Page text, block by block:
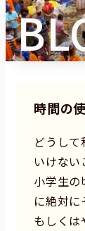
時間の
どうし
いけな
小学生
に絶対
もしくは